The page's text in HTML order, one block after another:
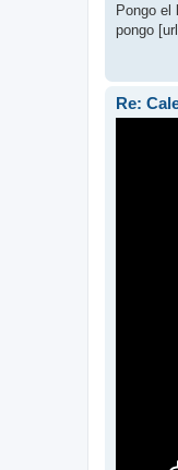
Pongo el
pongo
Re: